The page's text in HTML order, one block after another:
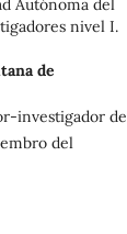
Autónoma del
nivel I.
de
investigador de
del